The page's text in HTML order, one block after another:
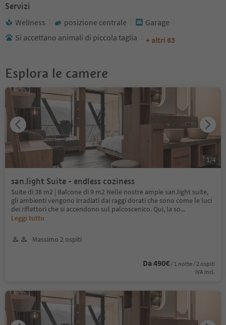
Servizi
Wellness posizione centrale
Garage
Si accettano animali di piccola taglia
+ altri 63
Esplora le camere
san.light Suite - endless coziness
Suite di 38 m2 | Balcone di 9 m2 Nelle nostre ampie san.light suite,
gli ambienti vengono irradiati dai raggi dorati che sono come le luci
dei riflettori che si accendono sul palcoscenico. Qui, la so...
Leggi tutto
Massimo 2 ospiti
Da 490€ / 1 notte / 2 ospiti
IVA incl.
1/4